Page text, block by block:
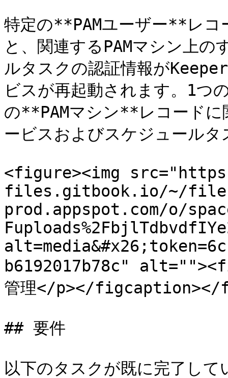
特定の**PAMユーザー**レコ
と、関連するPAMマシン上
ルタスクの認証情報が
ビスが再起動されます。1つ
の**PAMマシン**レコードに
ービスおよびスケジュール
<figure><img
files.gitbook.io/~/
prod.appspot.com/o/
b6192017b78c"
管理</p></
## 要件
以下のタスクが既に完了し